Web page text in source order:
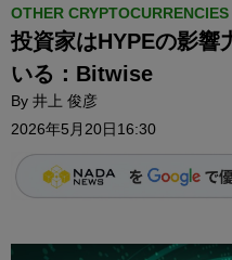
OTHER CRYPTOCURRENCIES
投資家はHYPEの影響
いる：Bitwise
By 井上 俊彦
2026年5月20日16:30